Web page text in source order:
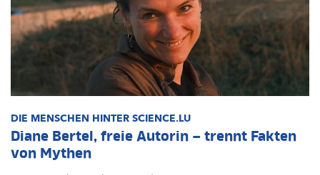
DIE MENSCHEN HINTER SCIENCE.LU
Diane Bertel, freie Autorin – trennt Fakten
von Mythen